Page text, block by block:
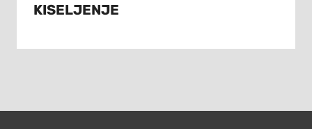
KISELJENJE